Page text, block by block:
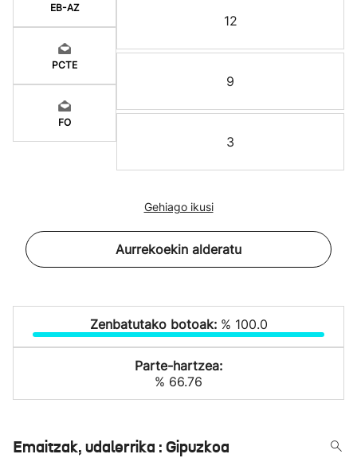
EB-AZ
PCTE
FO
12
9
3
Gehiago ikusi
Aurrekoekin alderatu
Zenbatutako botoak: % 100.0
Parte-hartzea:
% 66.76
Emaitzak, udalerrika : Gipuzkoa